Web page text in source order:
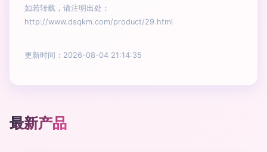
如若转载，请注明出处：
http://www.dsqkm.com/product/29.html
更新时间：2026-08-04 21:14:35
最新产品